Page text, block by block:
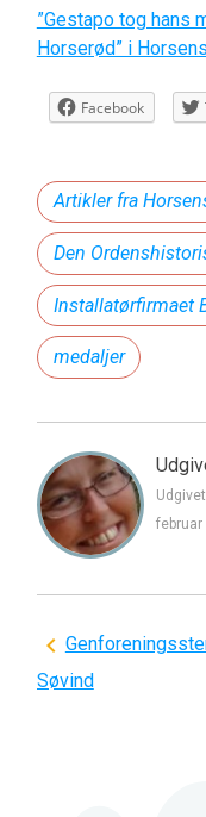
”Gestapo tog hans
Horserød” i
Facebook
Artikler fra
Den
Installatørfirmaet
medaljer
februar
Søvind